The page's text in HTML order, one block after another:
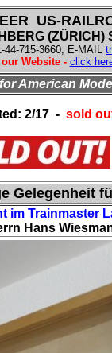
US-
44-715-3660, E-MAIL
Website - click
American
2/17 - sold
Gelegenheit
im Trainmaster
Hans